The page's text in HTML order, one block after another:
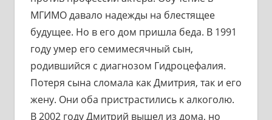
МГИМО давало надежды на блестящее
будущее. Но в его дом пришла беда. В 1991
году умер его семимесячный сын,
родившийся с диагнозом Гидроцефалия.
Потеря сына сломала как Дмитрия, так и его
жену. Они оба пристрастились к алкоголю.
В 2002 году Дмитрий вышел из дома, но